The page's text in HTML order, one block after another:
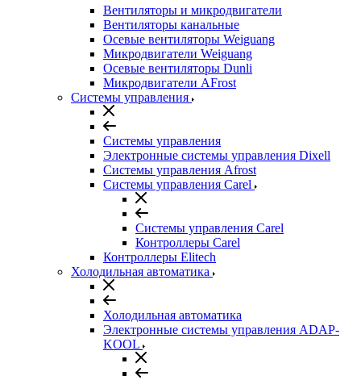
Вентиляторы и микродвигатели
Вентиляторы канальные
Осевые вентиляторы Weiguang
Микродвигатели Weiguang
Осевые вентиляторы Dunli
Микродвигатели AFrost
Системы управления
Системы управления
Электронные системы управления Dixell
Системы управления Afrost
Системы управления Carel
Системы управления Carel
Контроллеры Carel
Контроллеры Elitech
Холодильная автоматика
Холодильная автоматика
Электронные системы управления ADAP-
KOOL